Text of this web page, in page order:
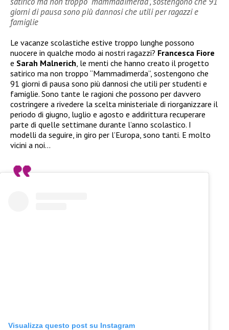
giorni di pausa sono più dannosi che utili per ragazzi e
famiglie
Le vacanze scolastiche estive troppo lunghe possono
nuocere in qualche modo ai nostri ragazzi? Francesca Fiore
e Sarah Malnerich , le menti che hanno creato il progetto
satirico ma non troppo “Mammadimerda”, sostengono che
91 giorni di pausa sono più dannosi che utili per studenti e
famiglie. Sono tante le ragioni che possono per davvero
costringere a rivedere la scelta ministeriale di riorganizzare il
periodo di giugno, luglio e agosto e addirittura recuperare
parte di quelle settimane durante l’anno scolastico. I
modelli da seguire, in giro per l’Europa, sono tanti. E molto
vicini a noi…
Visualizza questo post su Instagram